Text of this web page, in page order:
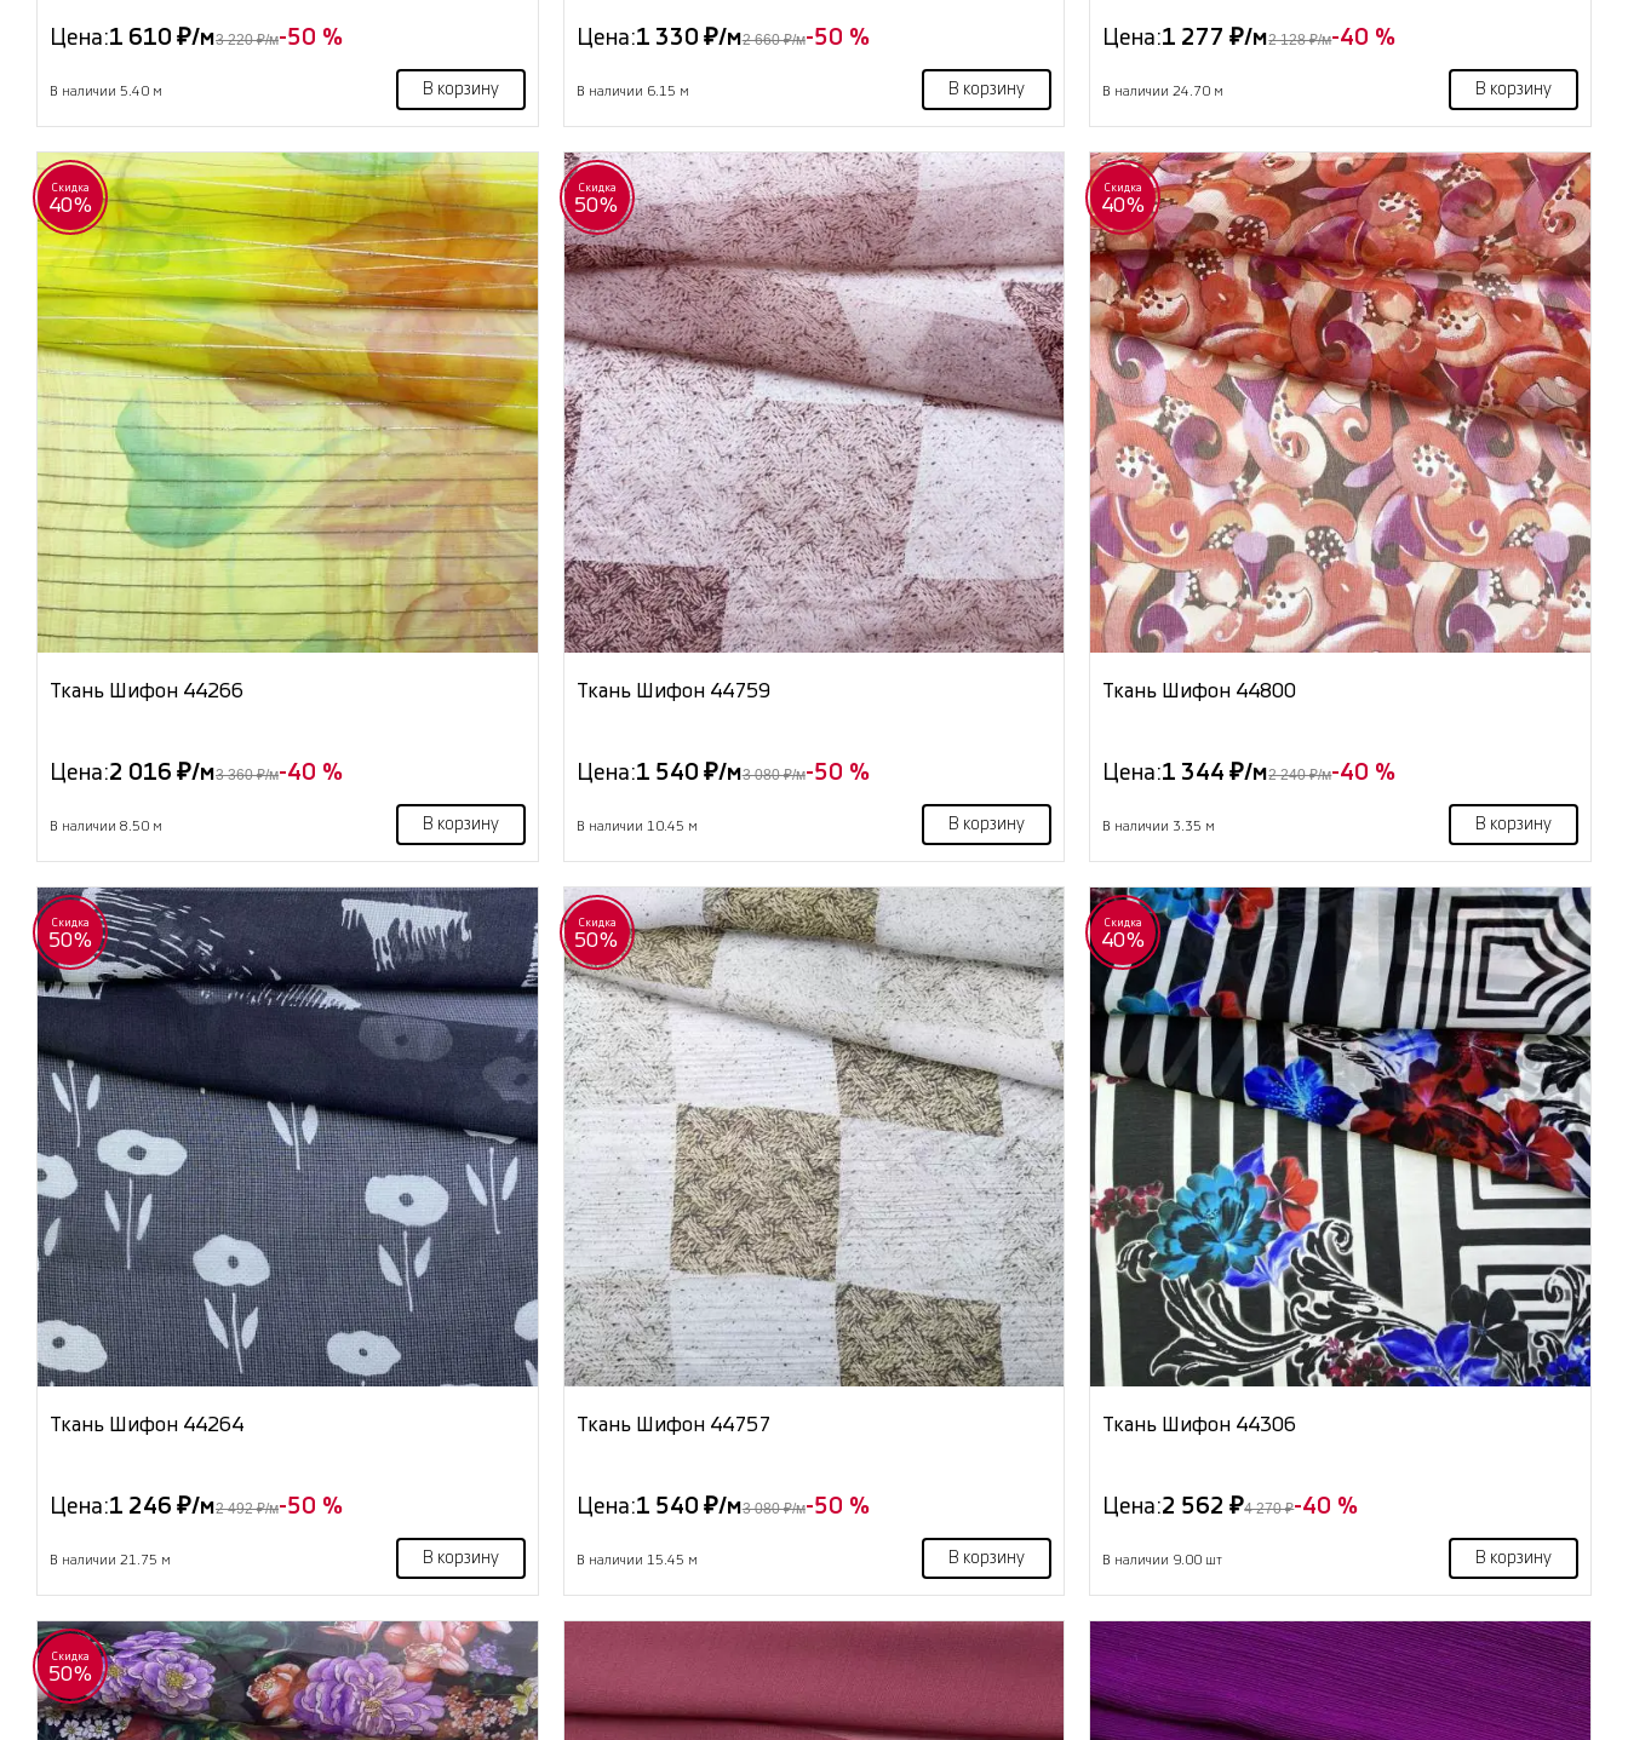
Цена:1 610 ₽/м3 220 ₽/м-50 %
В наличии 5.40 м В корзину
Цена:1 330 ₽/м2 660 ₽/м-50 %
В наличии 6.15 м В корзину
Цена:1 277 ₽/м2 128 ₽/м-40 %
В наличии 24.70 м В корзину
Скидка
40%
Ткань Шифон 44266
Цена:2 016 ₽/м3 360 ₽/м-40 %
В наличии 8.50 м В корзину
Скидка
50%
Ткань Шифон 44759
Цена:1 540 ₽/м3 080 ₽/м-50 %
В наличии 10.45 м В корзину
Скидка
40%
Ткань Шифон 44800
Цена:1 344 ₽/м2 240 ₽/м-40 %
В наличии 3.35 м В корзину
Скидка
50%
Ткань Шифон 44264
Цена:1 246 ₽/м2 492 ₽/м-50 %
В наличии 21.75 м В корзину
Скидка
50%
Ткань Шифон 44757
Цена:1 540 ₽/м3 080 ₽/м-50 %
В наличии 15.45 м В корзину
Скидка
40%
Ткань Шифон 44306
Цена:2 562 ₽4 270 ₽-40 %
В наличии 9.00 шт В корзину
Скидка
50%